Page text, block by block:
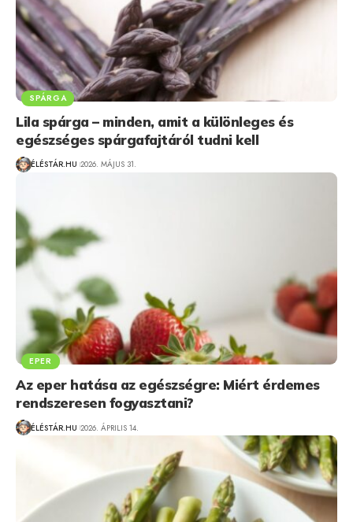
SPÁRGA
Lila spárga – minden, amit a különleges és
egészséges spárgafajtáról tudni kell
ÉLÉSTÁR.HU 2026. MÁJUS 31.
EPER
Az eper hatása az egészségre: Miért érdemes
rendszeresen fogyasztani?
ÉLÉSTÁR.HU 2026. ÁPRILIS 14.